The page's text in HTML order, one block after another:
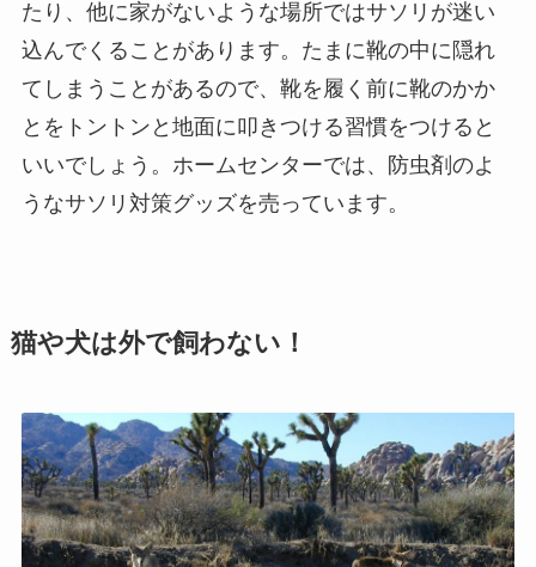
たり、他に家がないような場所ではサソリが迷い
込んでくることがあります。たまに靴の中に隠れ
てしまうことがあるので、靴を履く前に靴のかか
とをトントンと地面に叩きつける習慣をつけると
いいでしょう。ホームセンターでは、防虫剤のよ
うなサソリ対策グッズを売っています。
猫や犬は外で飼わない！